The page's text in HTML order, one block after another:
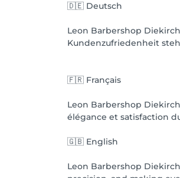
🇩🇪 Deutsch
Leon Barbershop
Kundenzufriedenheit
🇫🇷 Français
Leon Barbershop
élégance et satisfaction
🇬🇧 English
Leon Barbershop